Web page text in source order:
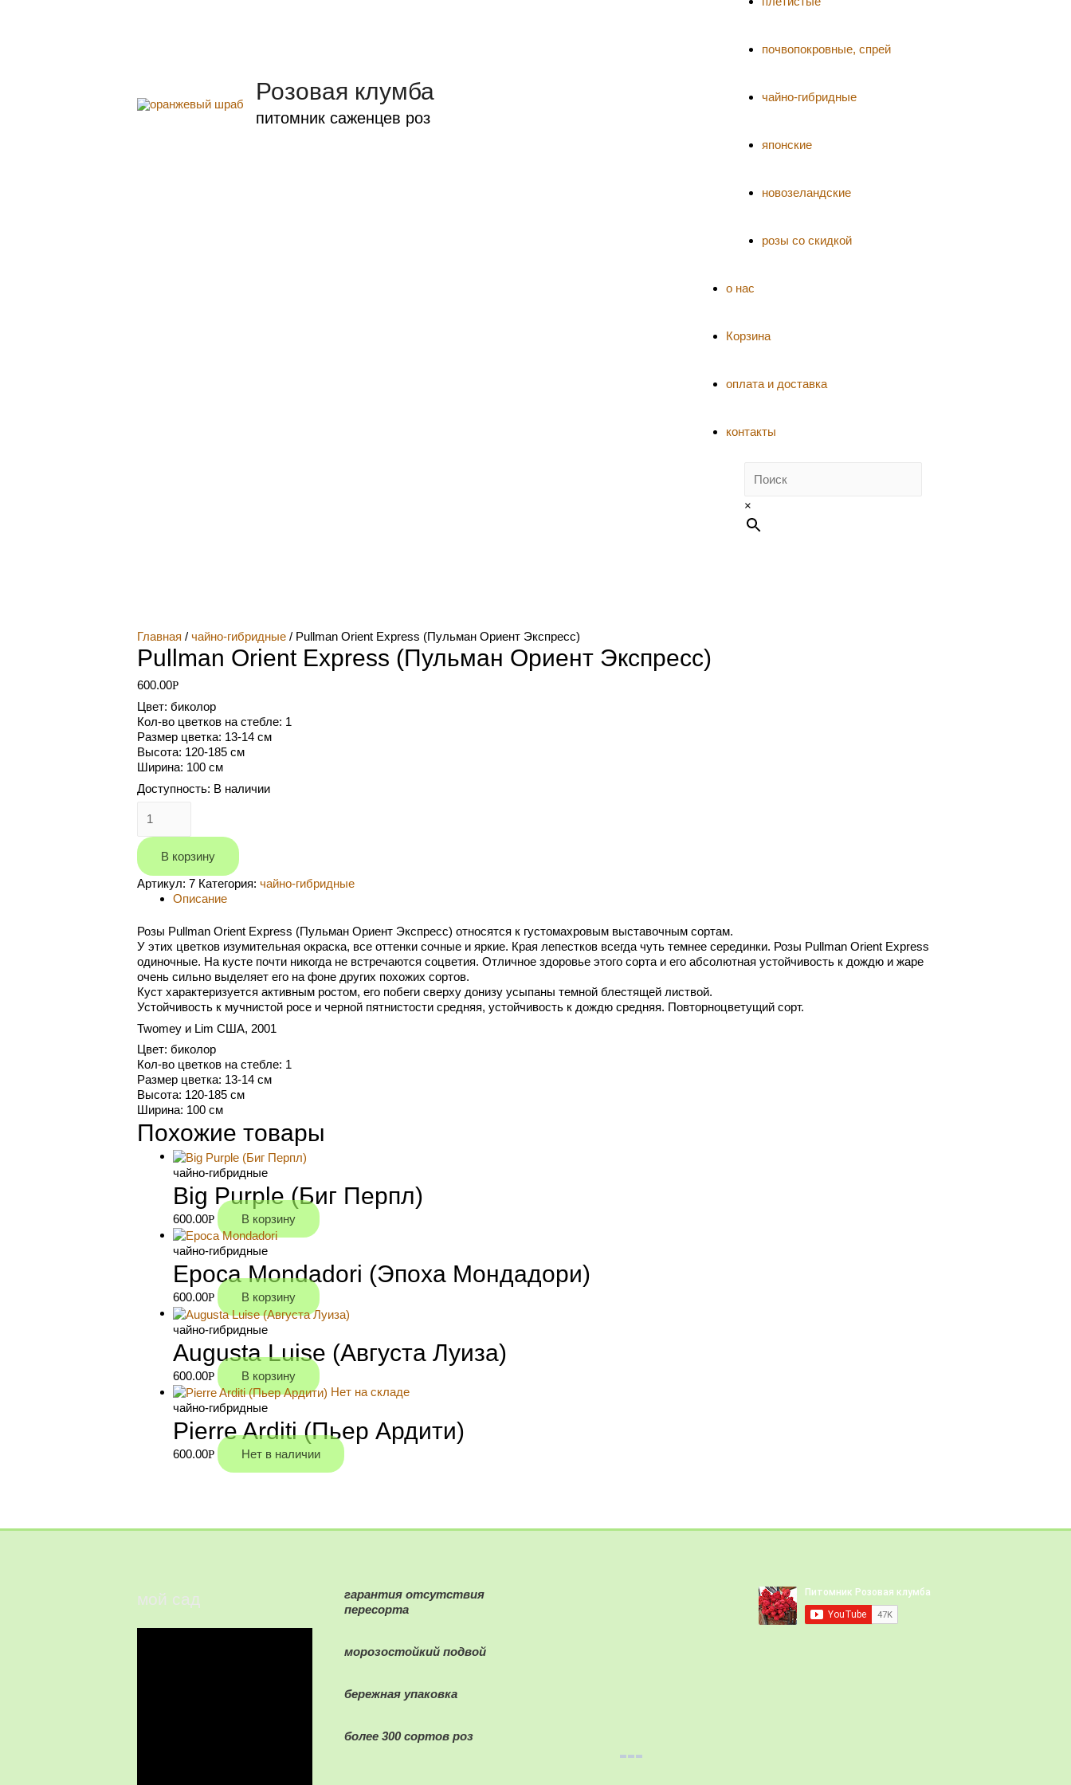
Розовая клумба
питомник саженцев роз
почвопокровные, спрей
чайно-гибридные
японские
новозеландские
розы со скидкой
о нас
Корзина
оплата и доставка
контакты
×
Главная / чайно-гибридные / Pullman Orient Express (Пульман Ориент Экспресс)
Pullman Orient Express (Пульман Ориент Экспресс)
600.00Р
Цвет: биколор
Кол-во цветков на стебле: 1
Размер цветка: 13-14 см
Высота: 120-185 см
Ширина: 100 см
Доступность: В наличии
Pullman
Orient
Express
(Пульман
Ориент
Экспресс)
В корзину
Артикул: 7 Категория: чайно-гибридные
Описание
Розы Pullman Orient Express (Пульман Ориент Экспресс) относятся к густомахровым выставочным сортам.
У этих цветков изумительная окраска, все оттенки сочные и яркие. Края лепестков всегда чуть темнее серединки. Розы Pullman Orient Express
одиночные. На кусте почти никогда не встречаются соцветия. Отличное здоровье этого сорта и его абсолютная устойчивость к дождю и жаре
очень сильно выделяет его на фоне других похожих сортов.
Куст характеризуется активным ростом, его побеги сверху донизу усыпаны темной блестящей листвой.
Устойчивость к мучнистой росе и черной пятнистости средняя, устойчивость к дождю средняя. Повторноцветущий сорт.
Twomey и Lim США, 2001
Цвет: биколор
Кол-во цветков на стебле: 1
Размер цветка: 13-14 см
Высота: 120-185 см
Ширина: 100 см
Похожие товары
чайно-гибридные
Big Purple (Биг Перпл)
600.00Р В корзину
чайно-гибридные
Epoca Mondadori (Эпоха Мондадори)
600.00Р В корзину
чайно-гибридные
Augusta Luise (Августа Луиза)
600.00Р
В корзину
Нет на складе
чайно-гибридные
Pierre Arditi (Пьер Ардити)
600.00Р Нет в наличии
мой сад
гарантия отсутствия
пересорта
морозостойкий подвой
бережная упаковка
более 300 сортов роз